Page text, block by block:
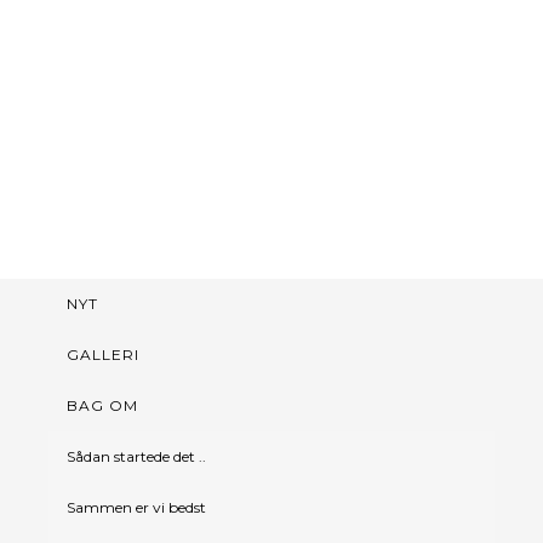
NYT
GALLERI
BAG OM
Sådan startede det ..
Sammen er vi bedst